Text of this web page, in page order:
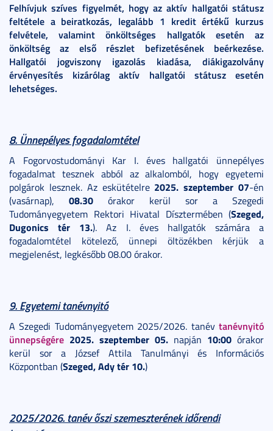
Felhívjuk szíves figyelmét, hogy az aktív hallgatói státusz
feltétele a beiratkozás, legalább 1 kredit értékű kurzus
felvétele, valamint önköltséges hallgatók esetén az
önköltség az első részlet befizetésének beérkezése.
Hallgatói jogviszony igazolás kiadása, diákigazolvány
érvényesítés kizárólag aktív hallgatói státusz esetén
lehetséges.
8. Ünnepélyes fogadalomtétel
A Fogorvostudományi Kar I. éves hallgatói ünnepélyes
fogadalmat tesznek abból az alkalomból, hogy egyetemi
polgárok lesznek. Az eskütételre 2025. szeptember 07-én
(vasárnap), 08.30 órakor kerül sor a Szegedi
Tudományegyetem Rektori Hivatal Dísztermében (Szeged,
Dugonics tér 13.). Az I. éves hallgatók számára a
fogadalomtétel kötelező, ünnepi öltözékben kérjük a
megjelenést, legkésőbb 08.00 órakor.
9. Egyetemi tanévnyitó
A Szegedi Tudományegyetem 2025/2026. tanév tanévnyitó
ünnepségére 2025. szeptember 05. napján 10:00 órakor
kerül sor a József Attila Tanulmányi és Információs
Központban (Szeged, Ady tér 10.)
2025/2026. tanév őszi szemeszterének időrendi